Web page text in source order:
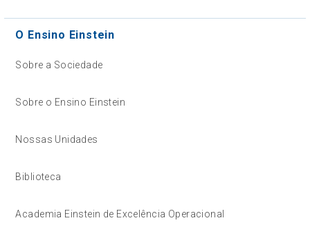
O Ensino Einstein
Sobre a Sociedade
Sobre o Ensino Einstein
Nossas Unidades
Biblioteca
Academia Einstein de Excelência Operacional